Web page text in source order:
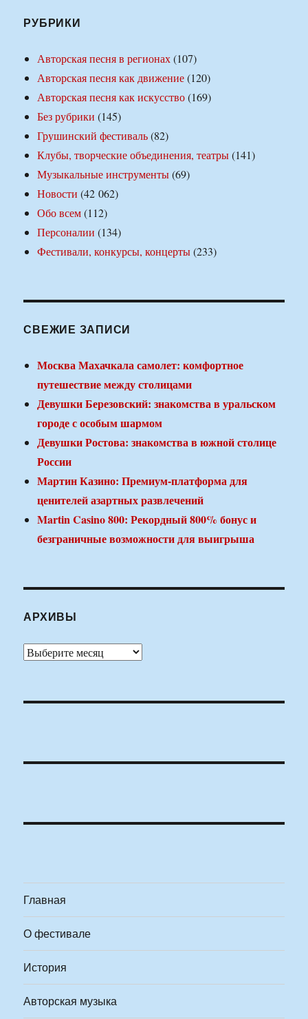
РУБРИКИ
Авторская песня в регионах(107)
Авторская песня как движение(120)
Авторская песня как искусство(169)
Без рубрики (145)
Грушинский фестиваль(82)
Клубы, творческие объединения, театры(141)
Музыкальные инструменты(69)
Новости (42 062)
Обо всем(112)
Персоналии (134)
Фестивали, конкурсы, концерты(233)
СВЕЖИЕ ЗАПИСИ
Москва Махачкала самолет: комфортное
путешествие между столицами
Девушки Березовский: знакомства в уральском
городе с особым шармом
Девушки Ростова: знакомства в южной столице
России
Мартин Казино: Премиум-платформа для
ценителей азартных развлечений
Martin Casino 800: Рекордный 800% бонус и
безграничные возможности для выигрыша
АРХИВЫ
Архивы
Главная
О фестивале
История
Авторская музыка